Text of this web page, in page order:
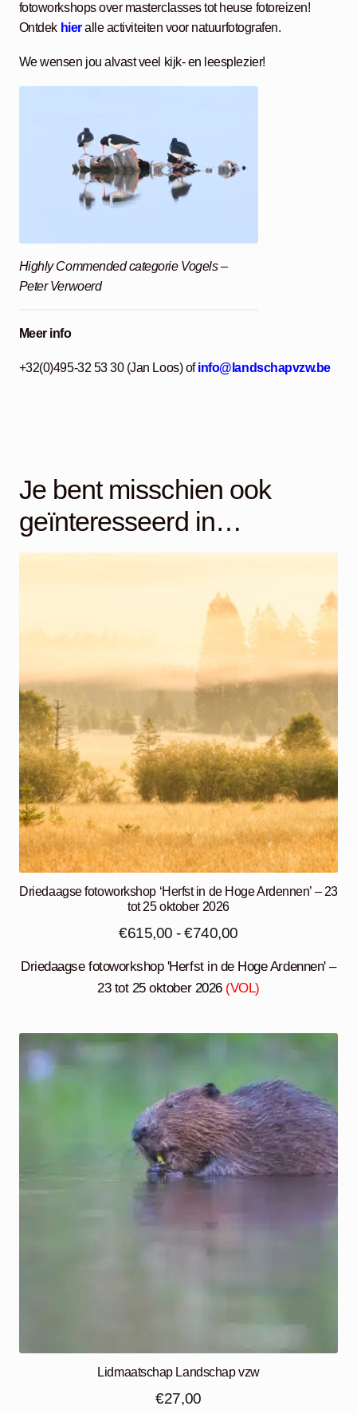
fotoworkshops over masterclasses tot heuse fotoreizen!
Ontdek hieralle activiteiten voor natuurfotografen.
We wensen jou alvast veel kijk- en leesplezier!
Highly Commended categorie Vogels –
Peter Verwoerd
Meer info
+32(0)495-32 53 30 (Jan Loos) ofinfo@landschapvzw.be
Je bent misschien ook
geïnteresseerd in…
Driedaagse fotoworkshop ‘Herfst in de Hoge Ardennen’ – 23
tot 25 oktober 2026
€615,00 - €740,00
€615,00
tot
Driedaagse fotoworkshop 'Herfst in de Hoge Ardennen' –
23 tot 25 oktober 2026 (VOL)
Lidmaatschap Landschap vzw
€27,00